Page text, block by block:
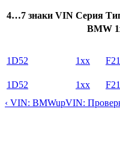
4…7 знаки VIN Серия
BMW
1D52
1xx F21
1D52
1xx F21
‹ VIN: BMWupVIN: